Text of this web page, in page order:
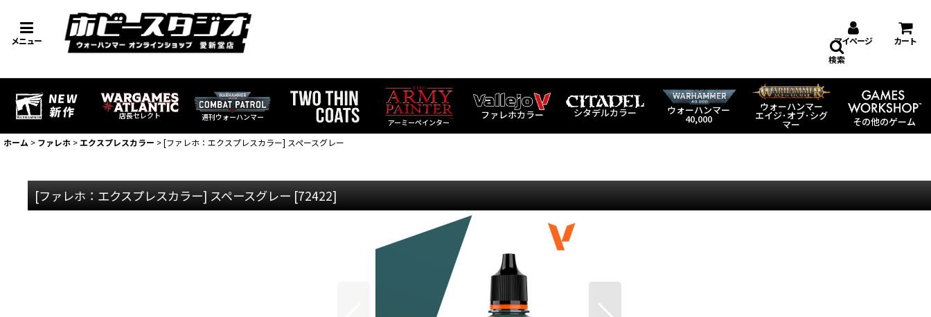
メニュー マイページ カート
店長セレクト 週刊ウォーハンマー
アーミーペインター
ファレホカラー シタデルカラー ウォーハンマー
40,000
ウォーハンマー
エイジ･オブ･シグ
マー その他のゲーム
検索
ホーム > ファレホ >エクスプレスカラー >[ファレホ：エクスプレスカラー] スペースグレー
[ファレホ：エクスプレスカラー] スペースグレー [72422]